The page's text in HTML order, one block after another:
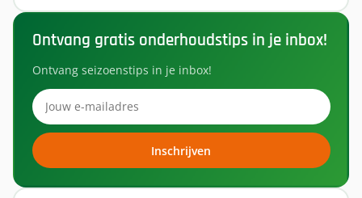
Ontvang gratis onderhoudstips in je inbox!
Ontvang seizoenstips in je inbox!
Inschrijven